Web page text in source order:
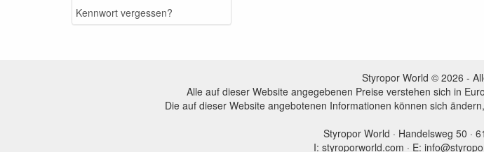
Kennwort vergessen?
Styropor World © 2026 -
Alle auf dieser Website angegebenen Preise verstehen sich in
Die auf dieser Website angebotenen Informationen können sich
Styropor World · Handelsweg 50 ·
I: styroporworld.com · E: